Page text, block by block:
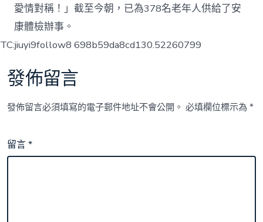
愛情對稱！」截至今朝，已為378名老年人供給了安
康體檢辦事。
TC:jiuyi9follow8 698b59da8cd130.52260799
發佈留言
發佈留言必須填寫的電子郵件地址不會公開。 必填欄位標示為*
留言*